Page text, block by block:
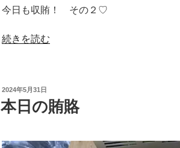
今日も収賄！ その２♡
“本
賂
そ
２”
続きを読む
投
稿
日:
2024年5月31日
本日の賄賂